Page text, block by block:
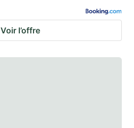
Voir l’offre